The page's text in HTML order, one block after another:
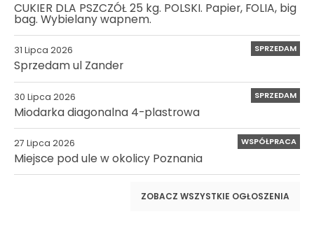
CUKIER DLA PSZCZÓŁ 25 kg. POLSKI. Papier, FOLIA, big
bag. Wybielany wapnem.
31 Lipca 2026 SPRZEDAM
Sprzedam ul Zander
30 Lipca 2026 SPRZEDAM
Miodarka diagonalna 4-plastrowa
27 Lipca 2026 WSPÓŁPRACA
Miejsce pod ule w okolicy Poznania
ZOBACZ WSZYSTKIE OGŁOSZENIA